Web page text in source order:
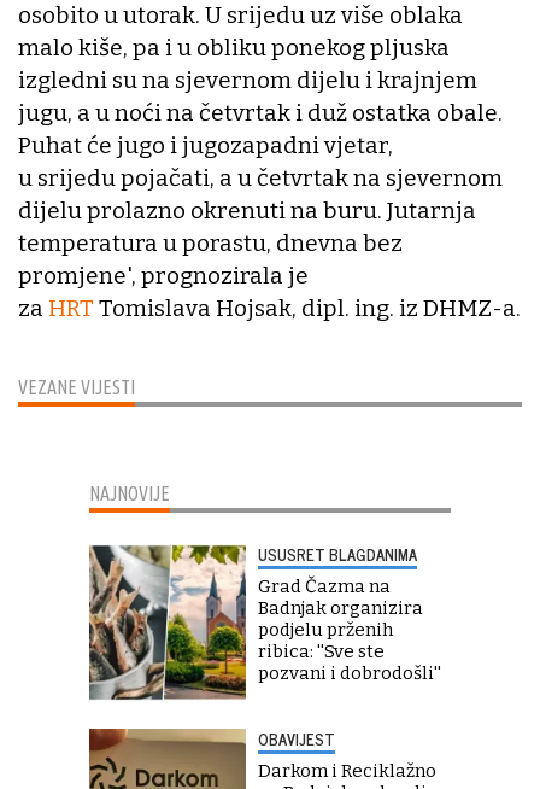
VEZANE VIJESTI
osobito u utorak. U srijedu uz više oblaka
malo kiše, pa i u obliku ponekog pljuska
izgledni su na sjevernom dijelu i krajnjem
jugu, a u noći na četvrtak i duž ostatka obale.
Puhat će jugo i jugozapadni vjetar,
u srijedu pojačati, a u četvrtak na sjevernom
dijelu prolazno okrenuti na buru. Jutarnja
temperatura u porastu, dnevna bez
promjene', prognozirala je
za HRT Tomislava Hojsak, dipl. ing. iz DHMZ-a.
NAJNOVIJE
USUSRET BLAGDANIMA
Grad Čazma na
Badnjak organizira
podjelu prženih
ribica: ''Sve ste
pozvani i dobrodošli''
OBAVIJEST
Darkom i Reciklažno